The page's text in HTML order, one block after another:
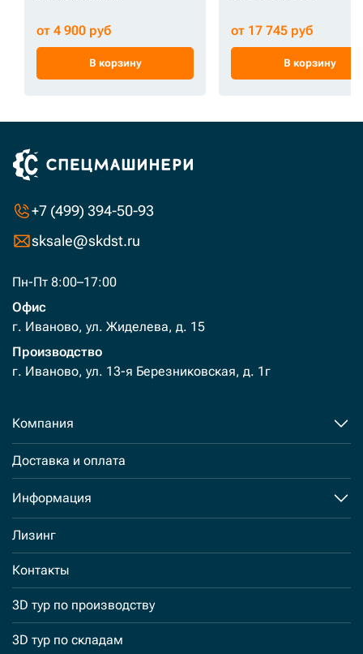
от 4 900 руб
В корзину
от 17 745 руб
В корзину
+7 (499) 394-50-93
sksale@skdst.ru
Пн-Пт 8:00–17:00
Офис
г. Иваново, ул. Жиделева, д. 15
Производство
г. Иваново, ул. 13-я Березниковская, д. 1г
Компания
Доставка и оплата
Информация
Лизинг
Контакты
3D тур по производству
3D тур по складам